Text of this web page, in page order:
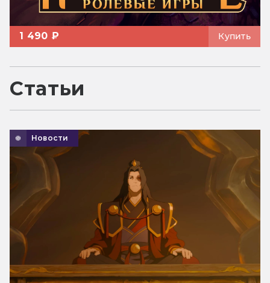
1 490 ₽ Купить
Статьи
Новости